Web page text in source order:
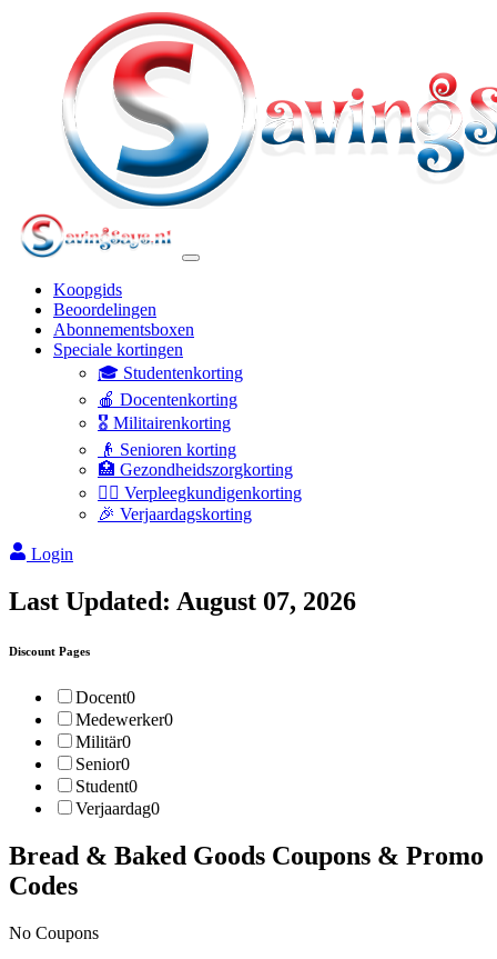
Koopgids
Beoordelingen
Abonnementsboxen
Speciale kortingen
🎓 Studentenkorting
🍎 Docentenkorting
🎖️ Militairenkorting
👴 Senioren korting
🏥 Gezondheidszorgkorting
👩‍⚕️ Verpleegkundigenkorting
🎉 Verjaardagskorting
Login
Last Updated: August 07, 2026
Discount Pages
Docent0
Medewerker0
Militär0
Senior0
Student0
Verjaardag0
Bread & Baked Goods Coupons & Promo
Codes
No Coupons